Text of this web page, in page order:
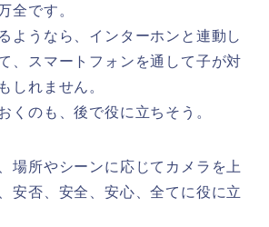
全です。
ようなら、インターホンと連動し
、スマートフォンを通して子が対
しれません。
くのも、後で役に立ちそう。
場所やシーンに応じてカメラを上
安否、安全、安心、全てに役に立